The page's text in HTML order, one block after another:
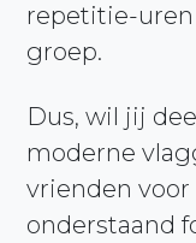
repetitie-
groep.
Dus, wil jij
moderne
vrienden voor
onderstaand